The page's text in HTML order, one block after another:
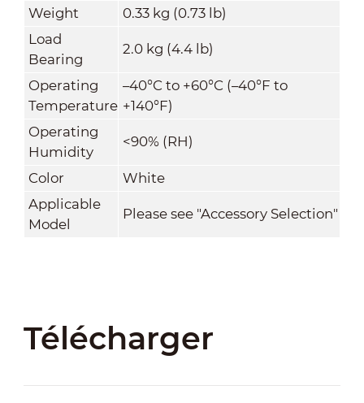
Weight
0.33 kg (0.73 lb)
Load
Bearing
2.0 kg (4.4 lb)
Operating
Temperature
–40°C to +60°C (–40°F to
+140°F)
Operating
Humidity
<90% (RH)
Color
White
Applicable
Model
Please see "Accessory Selection"
Télécharger